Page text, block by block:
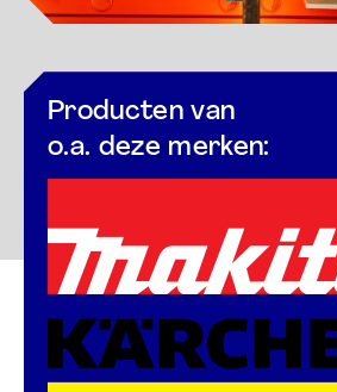
Producten van
o.a. deze merken: